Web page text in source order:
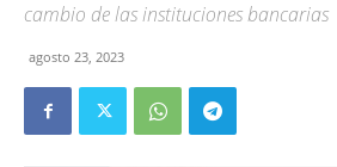
cambio de las instituciones bancarias
agosto 23, 2023